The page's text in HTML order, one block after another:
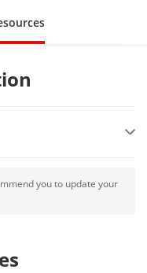
you to update your